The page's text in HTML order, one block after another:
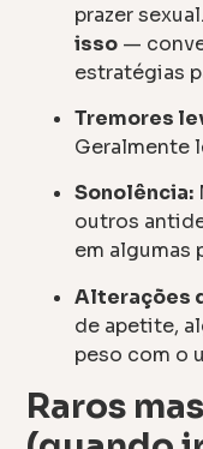
prazer sexual.
isso —
estratégias
Tremores
Geralmente
Sonolência:
outros
em algumas
Alterações
de apetite,
peso com o
Raros